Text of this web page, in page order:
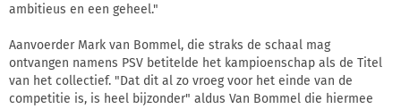
ambitieus en een geheel."
Aanvoerder Mark van Bommel, die straks de schaal mag
ontvangen namens PSV betitelde het kampioenschap als de Titel
van het collectief. "Dat dit al zo vroeg voor het einde van de
competitie is, is heel bijzonder" aldus Van Bommel die hiermee